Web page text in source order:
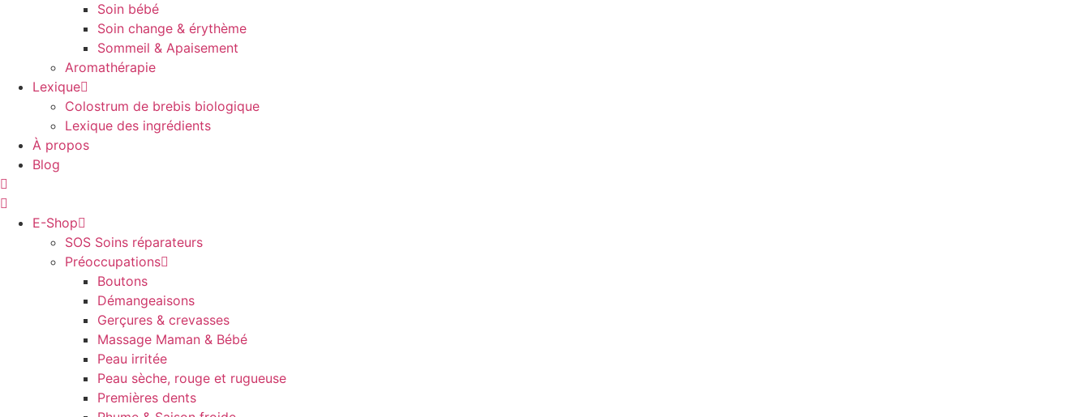
Soin bébé
Soin change & érythème
Sommeil & Apaisement
Aromathérapie
Lexique
Colostrum de brebis biologique
Lexique des ingrédients
À propos
Blog
E-Shop
SOS Soins réparateurs
Préoccupations
Boutons
Démangeaisons
Gerçures & crevasses
Massage Maman & Bébé
Peau irritée
Peau sèche, rouge et rugueuse
Premières dents